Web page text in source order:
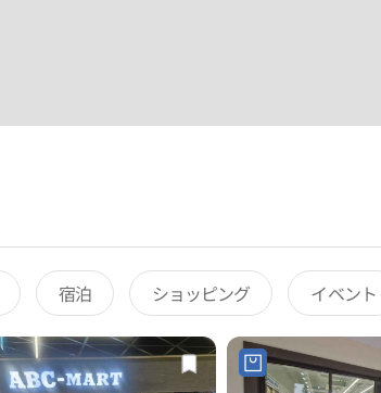
宿泊 ショッピング イベント